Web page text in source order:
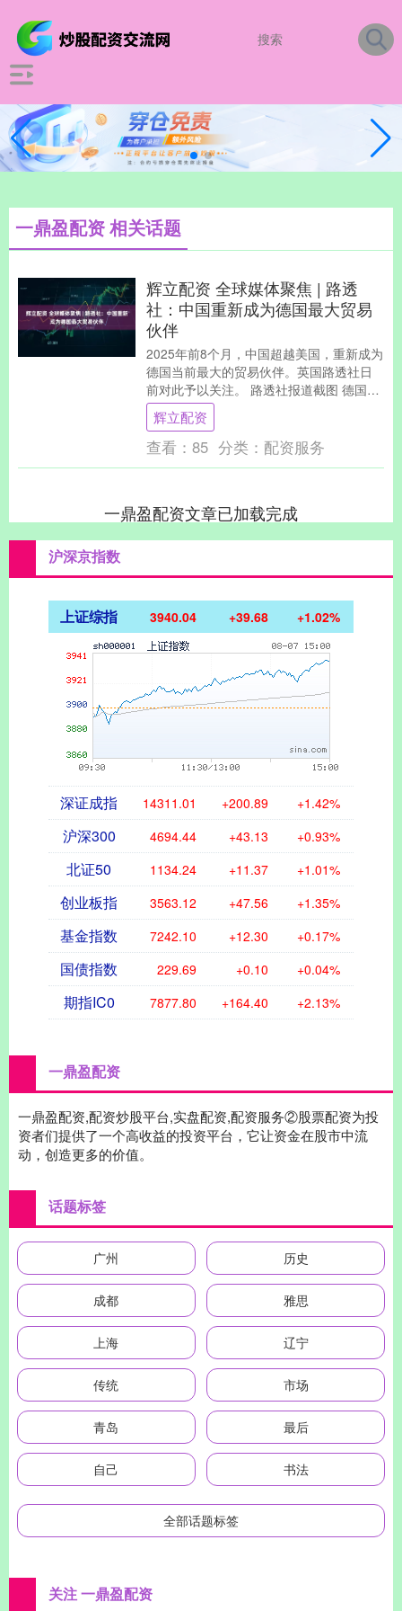
一鼎盈配资 相关话题
辉立配资 全球媒体聚焦 | 路透
社：中国重新成为德国最大贸易
伙伴
2025年前8个月，中国超越美国，重新成为
德国当前最大的贸易伙伴。英国路透社日
前对此予以关注。 路透社报道截图 德国联
邦统计局数据显示，今年1月至8月，德国
对美....
辉立配资
查看： 85 分类： 配资服务
一鼎盈配资文章已加载完成
沪深京指数
上证综指 3940.04 +39.68 +1.02%
深证成指 14311.01 +200.89 +1.42%
沪深300 4694.44 +43.13 +0.93%
北证50 1134.24 +11.37 +1.01%
创业板指 3563.12 +47.56 +1.35%
基金指数 7242.10 +12.30 +0.17%
国债指数 229.69 +0.10 +0.04%
期指IC0 7877.80 +164.40 +2.13%
一鼎盈配资
一鼎盈配资,配资炒股平台,实盘配资,配资服务②股票配资为投
资者们提供了一个高收益的投资平台，它让资金在股市中流
动，创造更多的价值。
话题标签
广州 历史
成都 雅思
上海 辽宁
传统 市场
青岛 最后
自己 书法
全部话题标签
关注 一鼎盈配资